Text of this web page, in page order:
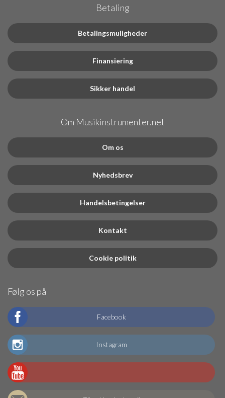
Betaling
Betalingsmuligheder
Finansiering
Sikker handel
Om Musikinstrumenter.net
Om os
Nyhedsbrev
Handelsbetingelser
Kontakt
Cookie politik
Følg os på
Facebook
Instagram